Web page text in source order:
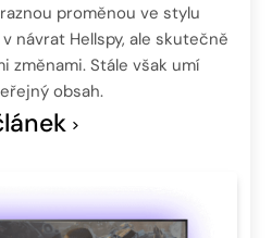
proměnou ve stylu
návrat Hellspy, ale skutečně
změnami. Stále však umí
obsah.